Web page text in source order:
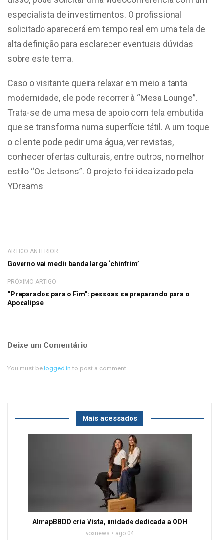
especialista de investimentos. O profissional
solicitado aparecerá em tempo real em uma tela de
alta definição para esclarecer eventuais dúvidas
sobre este tema.
Caso o visitante queira relaxar em meio a tanta
modernidade, ele pode recorrer à “Mesa Lounge”.
Trata-se de uma mesa de apoio com tela embutida
que se transforma numa superfície tátil. A um toque
o cliente pode pedir uma água, ver revistas,
conhecer ofertas culturais, entre outros, no melhor
estilo “Os Jetsons”. O projeto foi idealizado pela
YDreams
ARTIGO ANTERIOR
Governo vai medir banda larga ‘chinfrim’
PRÓXIMO ARTIGO
“Preparados para o Fim”: pessoas se preparando para o
Apocalipse
Deixe um Comentário
You must be logged in to post a comment.
Mais acessados
AlmapBBDO cria Vista, unidade dedicada a OOH
voxnews ago 04